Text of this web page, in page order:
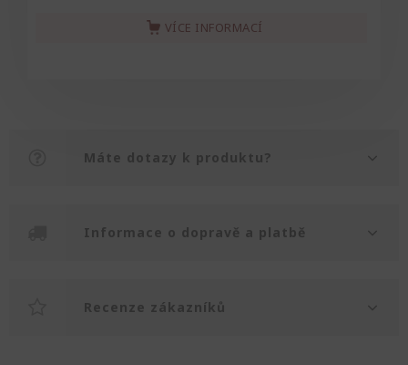
VÍCE INFORMACÍ
Máte dotazy k produktu?
Informace o dopravě a platbě
Recenze zákazníků